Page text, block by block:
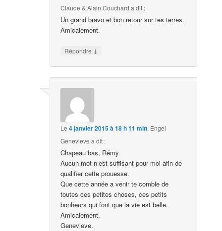
Claude & Alain Couchard a dit :
Un grand bravo et bon retour sur tes terres.
Amicalement.
Répondre ↓
Le4 janvier 2015 à 18 h 11 min, Engel
Genevieve a dit :
Chapeau bas, Rémy.
Aucun mot n’est suffisant pour moi afin de
qualifier cette prouesse.
Que cette année a venir te comble de
toutes ces petites choses, ces petits
bonheurs qui font que la vie est belle.
Amicalement,
Genevieve.